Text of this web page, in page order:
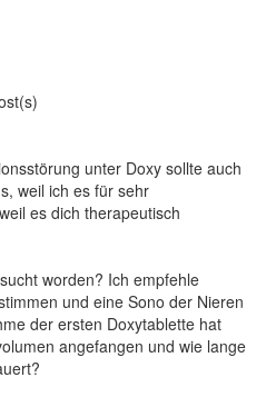
unter Doxy sollte auch
weil ich es für sehr
es dich therapeutisch
worden? Ich empfehle
und eine Sono der Nieren
der ersten Doxytablette hat
angefangen und wie lange